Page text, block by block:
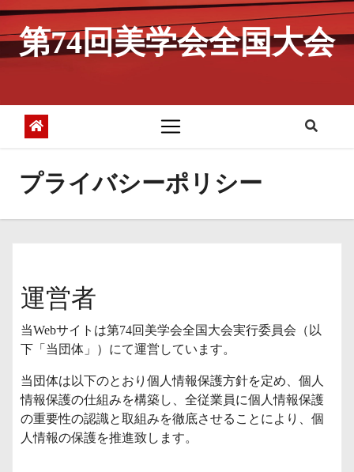
コ
テ
へ
第74回美学会全国大会
プライバシーポリシー
運営者
当Webサイトは第74回美学会全国大会実行委員会（以
下「当団体」）にて運営しています。
当団体は以下のとおり個人情報保護方針を定め、個人
情報保護の仕組みを構築し、全従業員に個人情報保護
の重要性の認識と取組みを徹底させることにより、個
人情報の保護を推進致します。